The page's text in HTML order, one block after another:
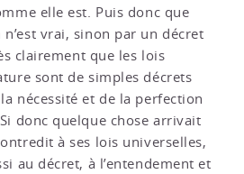
elle est. Puis donc que
vrai, sinon par un décret
clairement que les lois
sont de simples décrets
nécessité et de la perfection
donc quelque chose arrivait
à ses lois universelles,
au décret, à l’entendement et